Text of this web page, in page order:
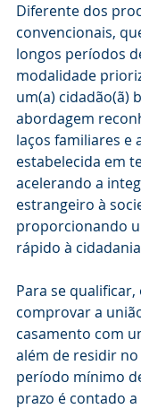
Diferente dos
convencionais,
longos períodos
modalidade
um(a) cidadão(ã)
abordagem
laços familiares e
estabelecida em
acelerando a
estrangeiro à
proporcionando
rápido à
Para se
comprovar a
casamento com
além de residir
período mínimo
prazo é contado